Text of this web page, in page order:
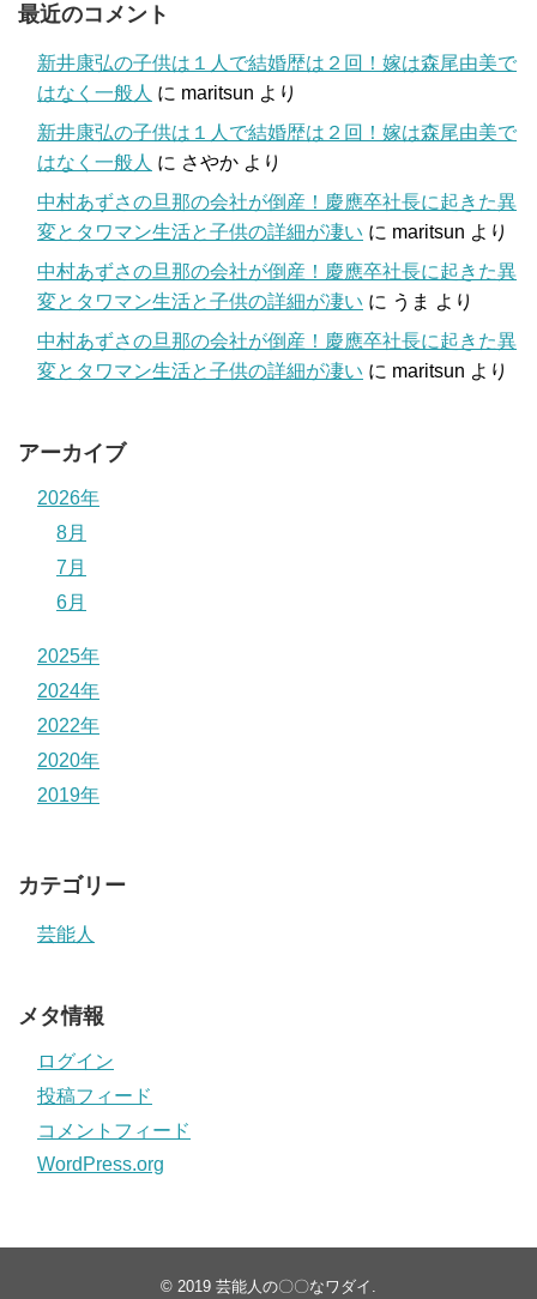
最近のコメント
新井康弘の子供は１人で結婚歴は２回！嫁は森尾由美で
はなく一般人 に maritsun より
新井康弘の子供は１人で結婚歴は２回！嫁は森尾由美で
はなく一般人 に さやか より
中村あずさの旦那の会社が倒産！慶應卒社長に起きた異
変とタワマン生活と子供の詳細が凄い に maritsun より
中村あずさの旦那の会社が倒産！慶應卒社長に起きた異
変とタワマン生活と子供の詳細が凄い に うま より
中村あずさの旦那の会社が倒産！慶應卒社長に起きた異
変とタワマン生活と子供の詳細が凄い に maritsun より
アーカイブ
2026年
8月
7月
6月
2025年
2024年
2022年
2020年
2019年
カテゴリー
芸能人
メタ情報
ログイン
投稿フィード
コメントフィード
WordPress.org
© 2019 芸能人の〇〇なワダイ